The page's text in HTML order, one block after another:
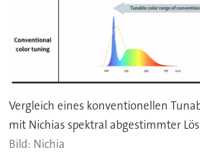
Vergleich eines konventionellen
mit Nichias spektral abgestimmter
Nichia